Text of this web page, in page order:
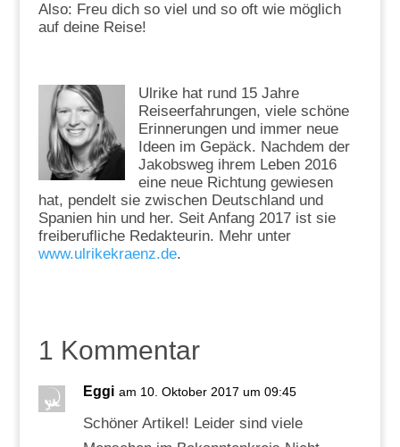
Also: Freu dich so viel und so oft wie möglich
auf deine Reise!
Ulrike hat rund 15 Jahre
Reiseerfahrungen, viele schöne
Erinnerungen und immer neue
Ideen im Gepäck. Nachdem der
Jakobsweg ihrem Leben 2016
eine neue Richtung gewiesen
hat, pendelt sie zwischen Deutschland und
Spanien hin und her. Seit Anfang 2017 ist sie
freiberufliche Redakteurin. Mehr unter
www.ulrikekraenz.de.
1 Kommentar
Eggi am 10. Oktober 2017 um 09:45
Schöner Artikel! Leider sind viele